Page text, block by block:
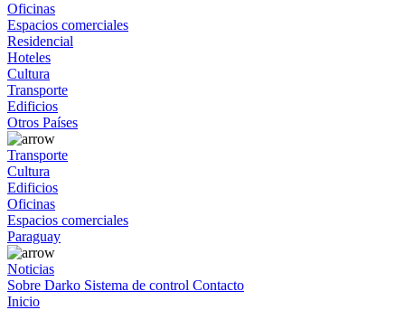
Oficinas
Espacios comerciales
Residencial
Hoteles
Cultura
Transporte
Edificios
Otros Países
Transporte
Cultura
Edificios
Oficinas
Espacios comerciales
Paraguay
Noticias
Sobre Darko Sistema de control Contacto
Inicio